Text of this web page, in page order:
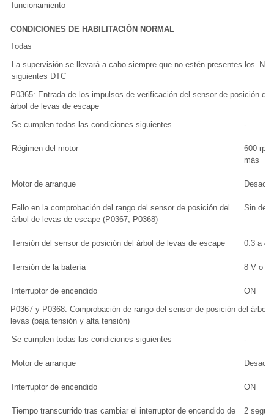
funcionamiento
CONDICIONES DE HABILITACIÓN NORMAL
Todas
La supervisión se llevará a cabo siempre que no estén presentes los
siguientes DTC
P0365: Entrada de los impulsos de verificación del sensor de posición del
árbol de levas de escape
Se cumplen todas las condiciones siguientes
-
Régimen del motor
600
más
Motor de arranque
Fallo en la comprobación del rango del sensor de posición del
árbol de levas de escape (P0367, P0368)
Sin
Tensión del sensor de posición del árbol de levas de escape 0.3 a
Tensión de la batería 8 V o
Interruptor de encendido
ON
P0367 y P0368: Comprobación de rango del sensor de posición del árbol
levas (baja tensión y alta tensión)
Se cumplen todas las condiciones siguientes
-
Motor de arranque
Interruptor de encendido ON
Tiempo transcurrido tras cambiar el interruptor de encendido de
2